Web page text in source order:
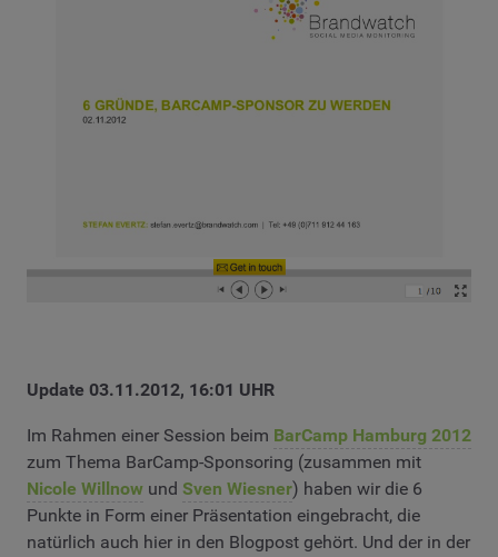
Update 03.11.2012, 16:01 UHR
Im Rahmen einer Session beim BarCamp Hamburg 2012
zum Thema BarCamp-Sponsoring (zusammen mit
Nicole Willnow und Sven Wiesner) haben wir die 6
Punkte in Form einer Präsentation eingebracht, die
natürlich auch hier in den Blogpost gehört. Und der in der